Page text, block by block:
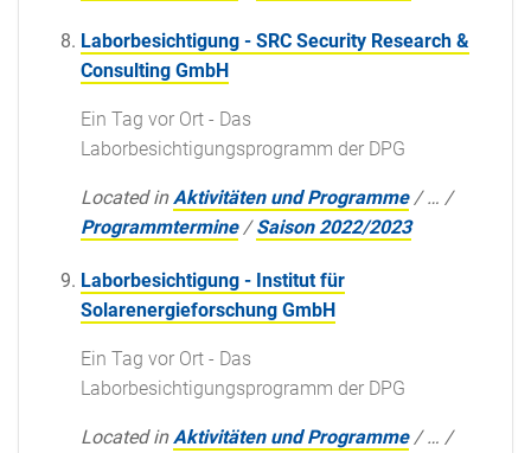
Laborbesichtigung - SRC Security Research &
Consulting GmbH
Ein Tag vor Ort - Das
Laborbesichtigungsprogramm der DPG
Located in Aktivitäten und Programme /… /
Programmtermine /Saison 2022/2023
Laborbesichtigung - Institut für
Solarenergieforschung GmbH
Ein Tag vor Ort - Das
Laborbesichtigungsprogramm der DPG
Located in Aktivitäten und Programme /… /